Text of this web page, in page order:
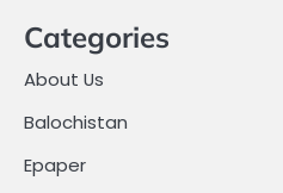
Categories
About Us
Balochistan
Epaper